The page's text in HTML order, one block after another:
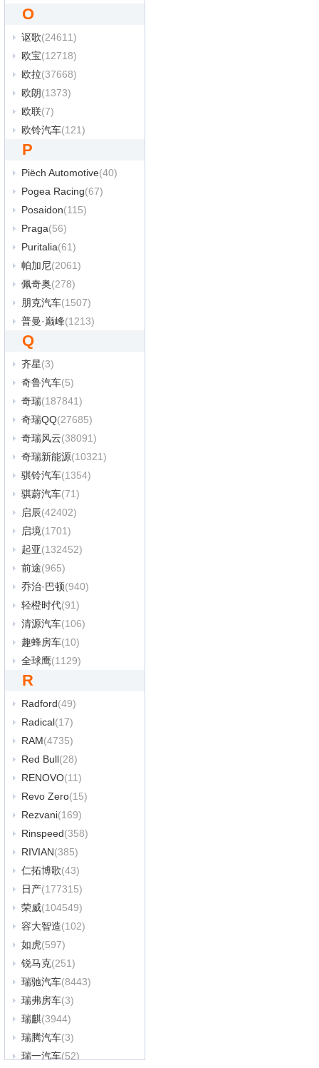
O
讴歌(24611)
欧宝(12718)
欧拉(37668)
欧朗(1373)
欧联(7)
欧铃汽车(121)
P
Piëch Automotive(40)
Pogea Racing(67)
Posaidon(115)
Praga(56)
Puritalia(61)
帕加尼(2061)
佩奇奥(278)
朋克汽车(1507)
普曼·巅峰(1213)
Q
齐星(3)
奇鲁汽车(5)
奇瑞(187841)
奇瑞QQ(27685)
奇瑞风云(38091)
奇瑞新能源(10321)
骐铃汽车(1354)
骐蔚汽车(71)
启辰(42402)
启境(1701)
起亚(132452)
前途(965)
乔治·巴顿(940)
轻橙时代(91)
清源汽车(106)
趣蜂房车(10)
全球鹰(1129)
R
Radford(49)
Radical(17)
RAM(4735)
Red Bull(28)
RENOVO(11)
Revo Zero(15)
Rezvani(169)
Rinspeed(358)
RIVIAN(385)
仁拓博歌(43)
日产(177315)
荣威(104549)
容大智造(102)
如虎(597)
锐马克(251)
瑞驰汽车(8443)
瑞弗房车(3)
瑞麒(3944)
瑞腾汽车(3)
瑞一汽车(52)